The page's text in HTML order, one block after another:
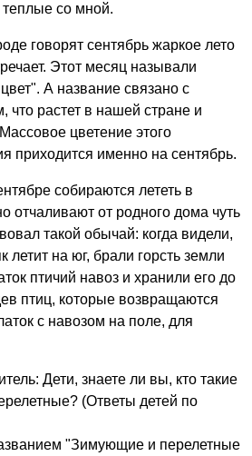
со мной.
говорят сентябрь жаркое лето
Этот месяц называли
А название связано с
что растет в нашей стране и
цветение этого
приходится именно на сентябрь.
собираются лететь в
отчаливают от родного дома чуть
такой обычай: когда видели,
летит на юг, брали горсть земли
птичий навоз и хранили его до
птиц, которые возвращаются
с навозом на поле, для
Дети, знаете ли вы, кто такие
(Ответы детей по
"Зимующие и перелетные